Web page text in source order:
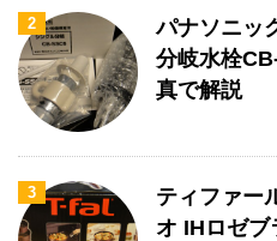
2
パナソニッ
分岐水栓
真で解説
3
ティファー
オ IHロゼブ